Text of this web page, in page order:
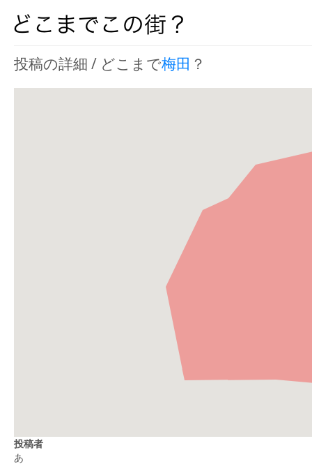
投稿の詳細 / どこまで梅田 ？
投稿者
あ